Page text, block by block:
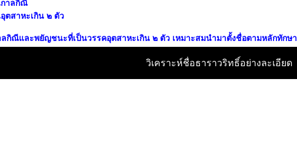
กาลกิณี
ตสาหะเกิน ๒ ตัว
กิณีและพยัญชนะที่เป็นวรรคอุตสาหะเกิน ๒ ตัว เหมาะสมนำมาตั้งชื่อตามหลักทักษา
วิเคราะห์ชื่อธาราวริทธิ์อย่างละเอียด